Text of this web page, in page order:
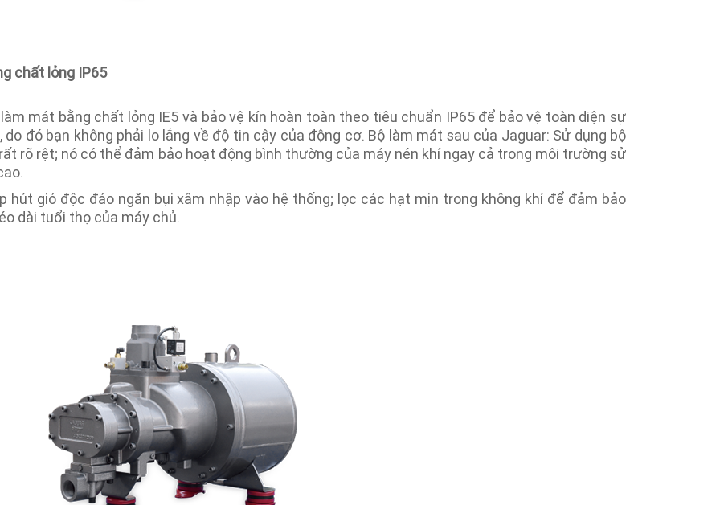
chất lỏng IP65
mát bằng chất lỏng IE5 và bảo vệ kín hoàn toàn theo tiêu chuẩn IP65 để bảo vệ toàn diện sự
đó bạn không phải lo lắng về độ tin cậy của động cơ. Bộ làm mát sau của Jaguar: Sử dụng bộ
rõ rệt; nó có thể đảm bảo hoạt động bình thường của máy nén khí ngay cả trong môi trường sử
hút gió độc đáo ngăn bụi xâm nhập vào hệ thống; lọc các hạt mịn trong không khí để đảm bảo
dài tuổi thọ của máy chủ.